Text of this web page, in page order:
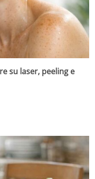
su laser, peeling e